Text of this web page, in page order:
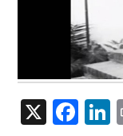
X